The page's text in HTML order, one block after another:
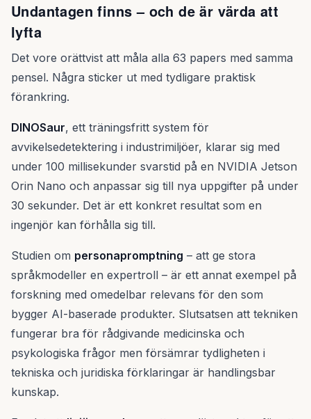
Undantagen finns – och de är värda att
lyfta
Det vore orättvist att måla alla 63 papers med samma
pensel. Några sticker ut med tydligare praktisk
förankring.
DINOSaur, ett träningsfritt system för
avvikelsedetektering i industrimiljöer, klarar sig med
under 100 millisekunder svarstid på en NVIDIA Jetson
Orin Nano och anpassar sig till nya uppgifter på under
30 sekunder. Det är ett konkret resultat som en
ingenjör kan förhålla sig till.
Studien om personapromptning – att ge stora
språkmodeller en expertroll – är ett annat exempel på
forskning med omedelbar relevans för den som
bygger AI-baserade produkter. Slutsatsen att tekniken
fungerar bra för rådgivande medicinska och
psykologiska frågor men försämrar tydligheten i
tekniska och juridiska förklaringar är handlingsbar
kunskap.